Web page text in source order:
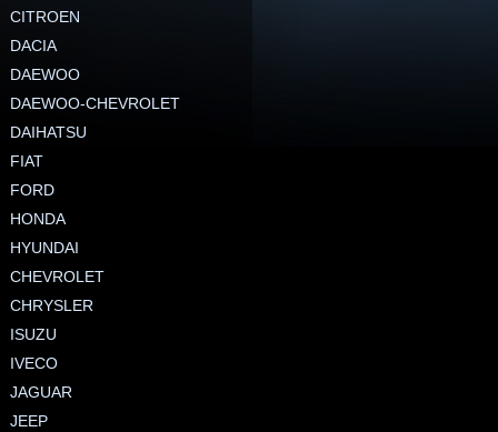
CITROEN
DACIA
DAEWOO
DAEWOO-CHEVROLET
DAIHATSU
FIAT
FORD
HONDA
HYUNDAI
CHEVROLET
CHRYSLER
ISUZU
IVECO
JAGUAR
JEEP